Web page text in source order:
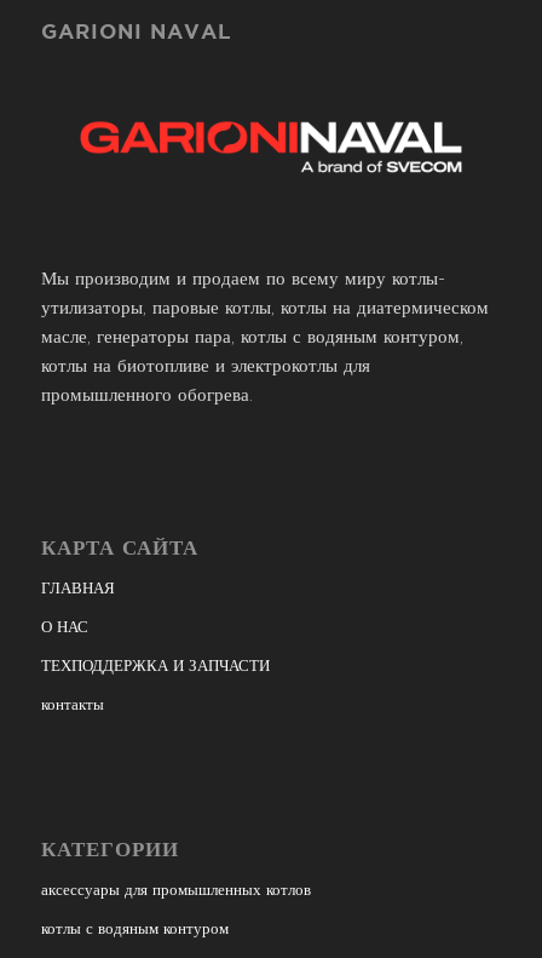
GARIONI NAVAL
Мы производим и продаем по всему миру котлы-
утилизаторы, паровые котлы, котлы на диатермическом
масле, генераторы пара, котлы с водяным контуром,
котлы на биотопливе и электрокотлы для
промышленного обогрева.
КАРТА САЙТА
ГЛАВНАЯ
О НАС
ТЕХПОДДЕРЖКА И ЗАПЧАСТИ
контакты
КАТЕГОРИИ
аксессуары для промышленных котлов
котлы с водяным контуром